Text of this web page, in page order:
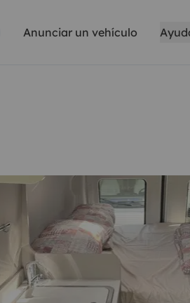
Anunciar un vehículo